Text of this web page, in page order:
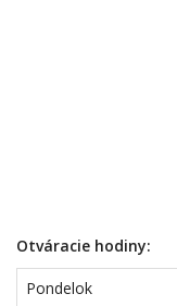
Otváracie hodiny:
Pondelok